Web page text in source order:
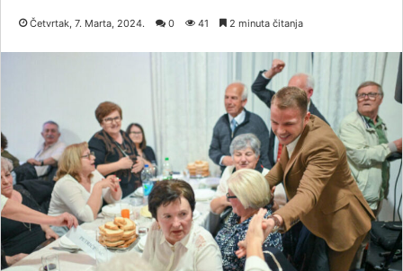
Četvrtak, 7. Marta, 2024. 0 41 2 minuta čitanja